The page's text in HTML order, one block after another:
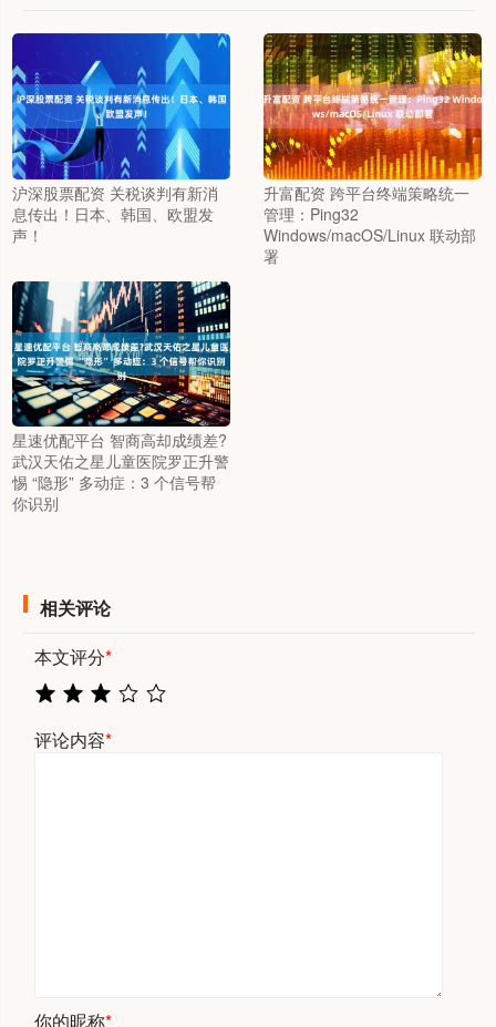
沪深股票配资 关税谈判有新消
息传出！日本、韩国、欧盟发
声！
升富配资 跨平台终端策略统一
管理：Ping32
Windows/macOS/Linux 联动部
署
星速优配平台 智商高却成绩差?
武汉天佑之星儿童医院罗正升警
惕 “隐形” 多动症：3 个信号帮
你识别
相关评论
本文评分*
评论内容*
你的昵称*